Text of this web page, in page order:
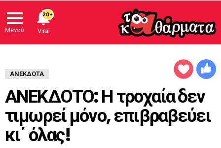
Μενού
ΑΝΈΚΔΟΤΑ
ΑΝΕΚΔΟΤΟ: Η τροχαία δεν
τιμωρεί μόνο, επιβραβεύει
κι΄ όλας!
20+
Viral